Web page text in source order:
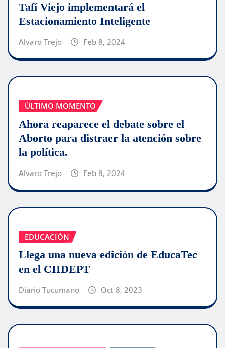
Tafí Viejo implementará el
Estacionamiento Inteligente
Alvaro Trejo Feb 8, 2024
ÚLTIMO MOMENTO
Ahora reaparece el debate sobre el
Aborto para distraer la atención sobre
la política.
Alvaro Trejo Feb 8, 2024
EDUCACIÓN
Llega una nueva edición de EducaTec
en el CIIDEPT
Diario Tucumano Oct 8, 2023